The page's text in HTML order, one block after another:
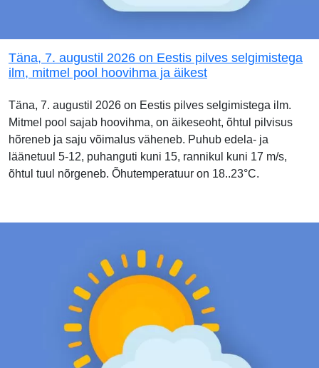
Täna, 7. augustil 2026 on Eestis pilves selgimistega
ilm, mitmel pool hoovihma ja äikest
Täna, 7. augustil 2026 on Eestis pilves selgimistega ilm.
Mitmel pool sajab hoovihma, on äikeseoht, õhtul pilvisus
hõreneb ja saju võimalus väheneb. Puhub edela- ja
läänetuul 5-12, puhanguti kuni 15, rannikul kuni 17 m/s,
õhtul tuul nõrgeneb. Õhutemperatuur on 18..23°C.